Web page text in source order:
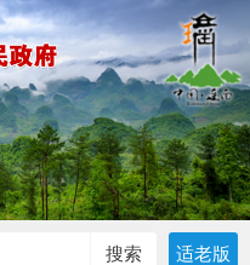
搜索 适老版